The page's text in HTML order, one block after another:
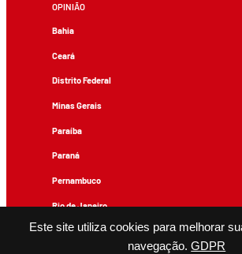
Este site utiliza cookies para melhorar
navegação. GDPR
OPINIÃO
Bahia
Ceará
Distrito Federal
Minas Gerais
Paraíba
Paraná
Pernambuco
Rio de Janeiro
Rio Grande do Sul